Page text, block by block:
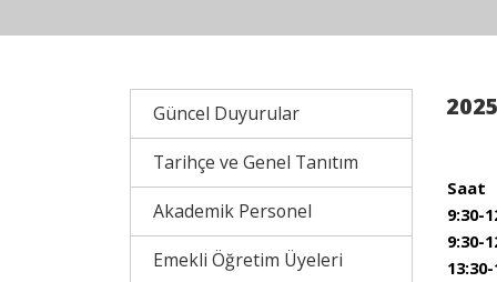
Güncel Duyurular
Tarihçe ve Genel Tanıtım
Akademik Personel
Emekli Öğretim Üyeleri
Saat
9:30-
9:30-